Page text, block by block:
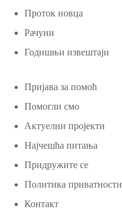
Проток новца
Рачуни
Годишњи извештаји
Пријава за помоћ
Помогли смо
Актуелни пројекти
Најчешћа питања
Придружите се
Политика приватности
Контакт